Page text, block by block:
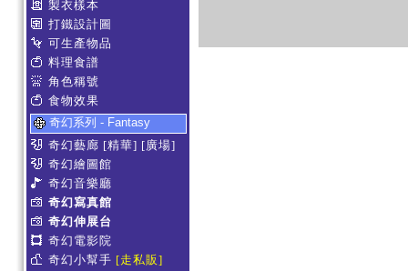
製衣樣本
打鐵設計圖
可生產物品
料理食譜
角色稱號
食物效果
奇幻系列 - Fantasy
奇幻藝廊 [精華] [廣場]
奇幻繪圖館
奇幻音樂廳
奇幻寫真館
奇幻伸展台
奇幻電影院
奇幻小幫手 [走私販]